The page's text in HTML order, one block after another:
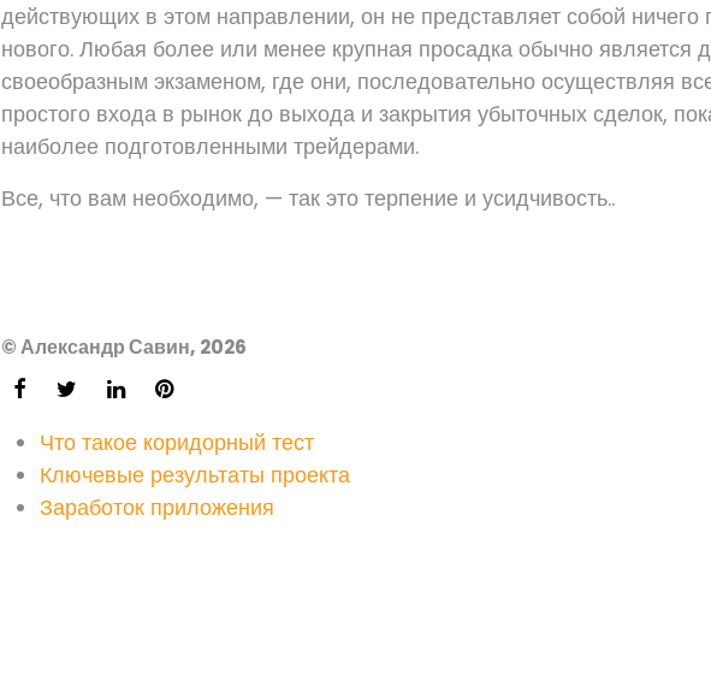
действующих в этом направлении, он не представляет собой ничего
нового. Любая более или менее крупная просадка обычно является
своеобразным экзаменом, где они, последовательно осуществляя
простого входа в рынок до выхода и закрытия убыточных сделок,
наиболее подготовленными трейдерами.
Все, что вам необходимо, — так это терпение и усидчивость..
© Александр Савин, 2026
Что такое коридорный тест
Ключевые результаты проекта
Заработок приложения